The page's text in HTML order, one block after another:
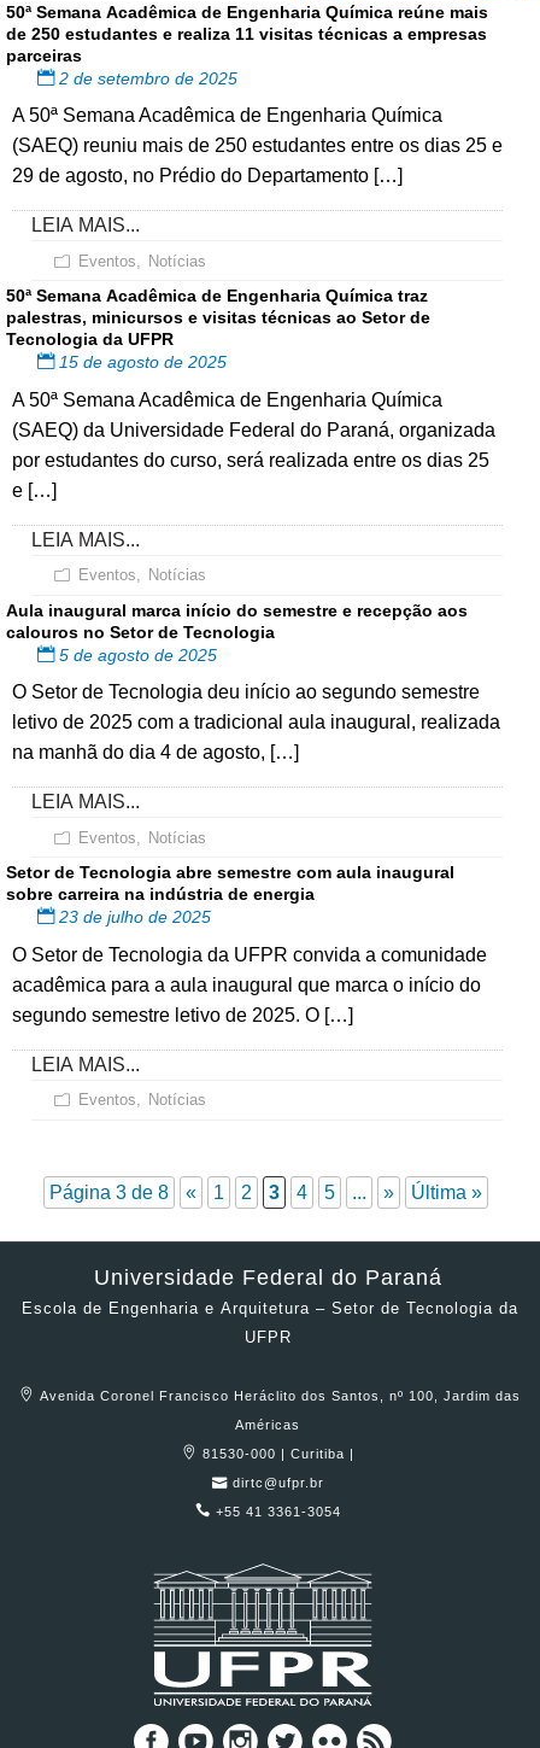
50ª Semana Acadêmica de Engenharia Química reúne mais
de 250 estudantes e realiza 11 visitas técnicas a empresas
parceiras
2 de setembro de 2025
A 50ª Semana Acadêmica de Engenharia Química
(SAEQ) reuniu mais de 250 estudantes entre os dias 25 e
29 de agosto, no Prédio do Departamento […]
LEIA MAIS...
Eventos Notícias
50ª Semana Acadêmica de Engenharia Química traz
palestras, minicursos e visitas técnicas ao Setor de
Tecnologia da UFPR
15 de agosto de 2025
A 50ª Semana Acadêmica de Engenharia Química
(SAEQ) da Universidade Federal do Paraná, organizada
por estudantes do curso, será realizada entre os dias 25
e […]
LEIA MAIS...
Eventos, Notícias
Aula inaugural marca início do semestre e recepção aos
calouros no Setor de Tecnologia
5 de agosto de 2025
O Setor de Tecnologia deu início ao segundo semestre
letivo de 2025 com a tradicional aula inaugural, realizada
na manhã do dia 4 de agosto, […]
LEIA MAIS...
Eventos Notícias
Setor de Tecnologia abre semestre com aula inaugural
sobre carreira na indústria de energia
23 de julho de 2025
O Setor de Tecnologia da UFPR convida a comunidade
acadêmica para a aula inaugural que marca o início do
segundo semestre letivo de 2025. O […]
LEIA MAIS...
Eventos, Notícias
Página 3 de 8 « 1 2 3 4 5 ... » Última »
Universidade Federal do Paraná
Escola de Engenharia e Arquitetura – Setor de Tecnologia da
UFPR
Avenida Coronel Francisco Heráclito dos Santos, nº 100, Jardim das
Américas
81530-000 | Curitiba |
dirtc@ufpr.br
+55 41 3361-3054